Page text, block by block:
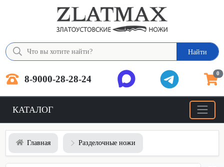
Найти
8-9000-28-28-24 0
КАТАЛОГ
Главная Разделочные ножи